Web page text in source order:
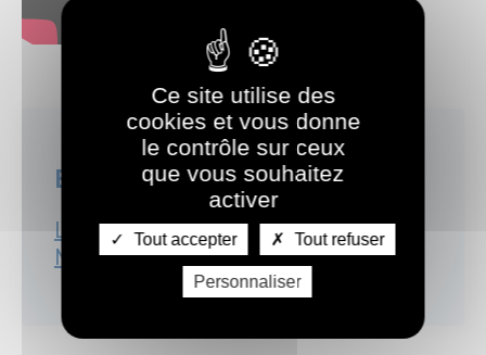
En savoir plus
Le Centre Aquatique Olympique
Métropole du Grand Paris
Ce site utilise des
cookies et vous donne
le contrôle sur ceux
que vous souhaitez
activer
Tout accepter Tout refuser
Personnaliser